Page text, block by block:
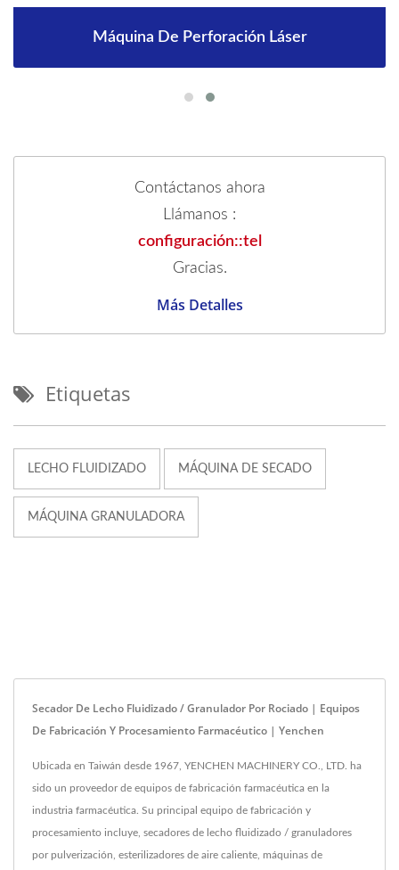
Máquina De Perforación Láser
Contáctanos ahora
Llámanos :
configuración::tel
Gracias.
Más Detalles
Etiquetas
LECHO FLUIDIZADO MÁQUINA DE SECADO
MÁQUINA GRANULADORA
Secador De Lecho Fluidizado / Granulador Por Rociado | Equipos
De Fabricación Y Procesamiento Farmacéutico | Yenchen
Ubicada en Taiwán desde 1967, YENCHEN MACHINERY CO., LTD. ha
sido un proveedor de equipos de fabricación farmacéutica en la
industria farmacéutica. Su principal equipo de fabricación y
procesamiento incluye, secadores de lecho fluidizado / granuladores
por pulverización, esterilizadores de aire caliente, máquinas de